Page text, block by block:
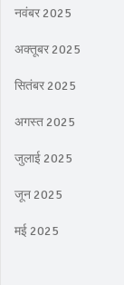
नवंबर 2025
अक्तूबर 2025
सितंबर 2025
अगस्त 2025
जुलाई 2025
जून 2025
मई 2025